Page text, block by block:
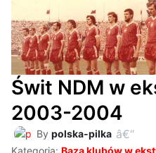
Świt NDM w
2003-2004
By polska-pilka
Kategoria: Baza klubów w